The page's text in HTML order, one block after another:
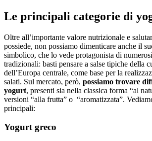
Le principali categorie di
Oltre all’importante valore nutrizionale e
possiede, non possiamo dimenticare anche il
simbolico, che lo vede protagonista di
tradizionali: basti pensare a salse tipiche della
dell’Europa centrale, come base per la
salati. Sul mercato, però, possiamo trovare
yogurt, presenti sia nella classica forma “al
versioni “alla frutta” o “aromatizzata”.
principali:
Yogurt greco